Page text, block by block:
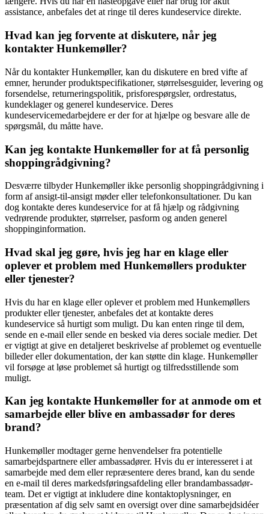
assistance, anbefales det at ringe til deres kundeservice direkte.
Hvad kan jeg forvente at diskutere, når jeg
kontakter Hunkemøller?
Når du kontakter Hunkemøller, kan du diskutere en bred vifte af
emner, herunder produktspecifikationer, størrelsesguider, levering og
forsendelse, returneringspolitik, prisforespørgsler, ordrestatus,
kundeklager og generel kundeservice. Deres
kundeservicemedarbejdere er der for at hjælpe og besvare alle de
spørgsmål, du måtte have.
Kan jeg kontakte Hunkemøller for at få personlig
shoppingrådgivning?
Desværre tilbyder Hunkemøller ikke personlig shoppingrådgivning i
form af ansigt-til-ansigt møder eller telefonkonsultationer. Du kan
dog kontakte deres kundeservice for at få hjælp og rådgivning
vedrørende produkter, størrelser, pasform og anden generel
shoppinginformation.
Hvad skal jeg gøre, hvis jeg har en klage eller
oplever et problem med Hunkemøllers produkter
eller tjenester?
Hvis du har en klage eller oplever et problem med Hunkemøllers
produkter eller tjenester, anbefales det at kontakte deres
kundeservice så hurtigt som muligt. Du kan enten ringe til dem,
sende en e-mail eller sende en besked via deres sociale medier. Det
er vigtigt at give en detaljeret beskrivelse af problemet og eventuelle
billeder eller dokumentation, der kan støtte din klage. Hunkemøller
vil forsøge at løse problemet så hurtigt og tilfredsstillende som
muligt.
Kan jeg kontakte Hunkemøller for at anmode om et
samarbejde eller blive en ambassadør for deres
brand?
Hunkemøller modtager gerne henvendelser fra potentielle
samarbejdspartnere eller ambassadører. Hvis du er interesseret i at
samarbejde med dem eller repræsentere deres brand, kan du sende
en e-mail til deres markedsføringsafdeling eller brandambassadør-
team. Det er vigtigt at inkludere dine kontaktoplysninger, en
præsentation af dig selv samt en oversigt over dine samarbejdsidéer